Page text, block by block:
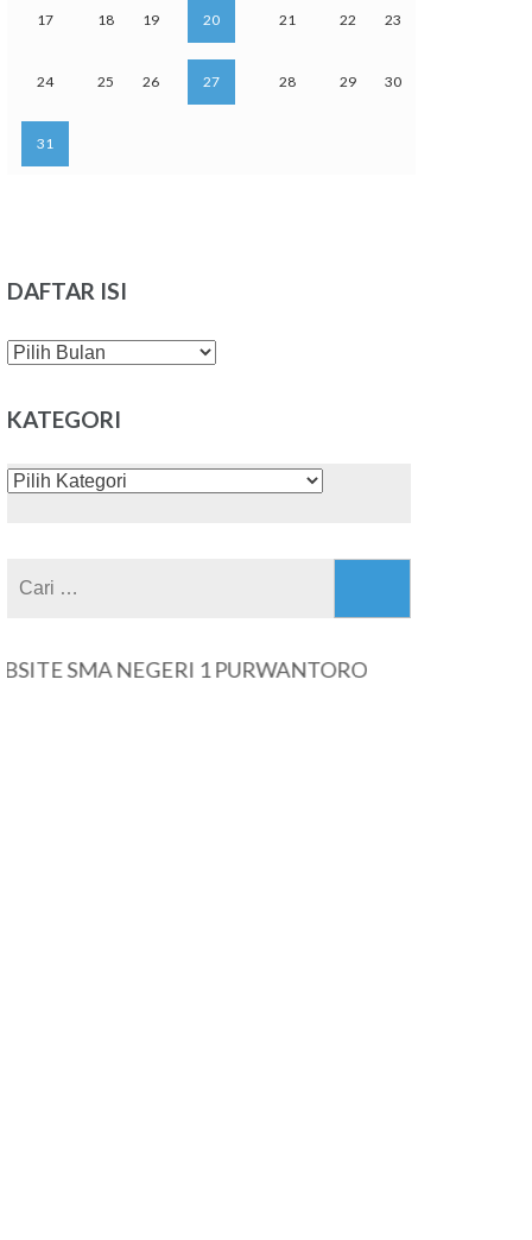
17 18 19 20 21 22 23
24 25 26 27 28 29 30
31
DAFTAR ISI
DAFTAR
KATEGORI
KATEGORI
NEGERI 1 PURWANTORO